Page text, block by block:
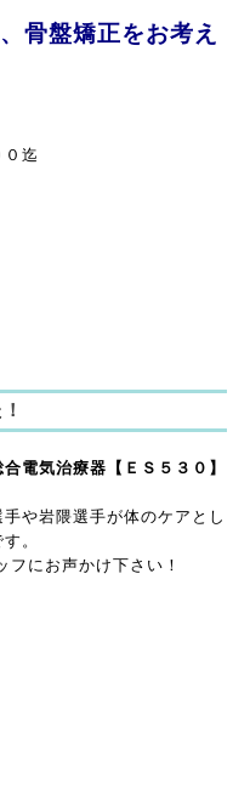
骨盤矯正をお考え
迄
電気治療器【ＥＳ５３０】
や岩隈選手が体のケアとし
。
にお声かけ下さい！